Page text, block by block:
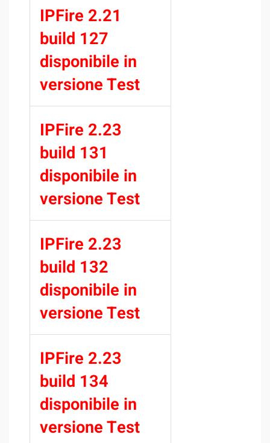
IPFire 2.21
build 127
disponibile in
versione Test
IPFire 2.23
build 131
disponibile in
versione Test
IPFire 2.23
build 132
disponibile in
versione Test
IPFire 2.23
build 134
disponibile in
versione Test